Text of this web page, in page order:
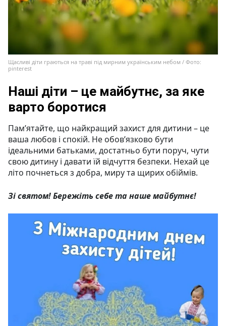
Щасливі діти граються на траві під мирним українським небом / Фото:
pinterest
Наші діти – це майбутнє, за яке
варто боротися
Пам’ятайте, що найкращий захист для дитини – це
ваша любов і спокій. Не обов’язково бути
ідеальними батьками, достатньо бути поруч, чути
свою дитину і давати їй відчуття безпеки. Нехай це
літо почнеться з добра, миру та щирих обіймів.
Зі святом! Бережіть себе та наше майбутнє!